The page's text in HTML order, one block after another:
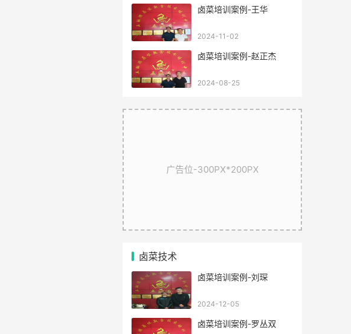
卤菜培训案例-王华
2024-11-02
卤菜培训案例-赵正杰
2024-08-25
广告位-300PX*200PX
卤菜技术
卤菜培训案例-刘琛
2024-12-05
卤菜培训案例-罗丛双